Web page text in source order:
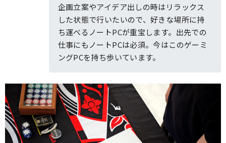
企画立案やアイデア出しの時はリラックス
した状態で行いたいので、好きな場所に持
ち運べるノートPCが重宝します。出先での
仕事にもノートPCは必須。今はこのゲーミ
ングPCを持ち歩いています。